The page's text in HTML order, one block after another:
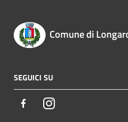
Comune di
SEGUICI SU
FacebookInstagram